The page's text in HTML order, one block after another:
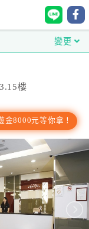
變更
樓
金8000元等你拿！